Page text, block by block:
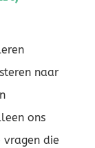
naar
ons
die